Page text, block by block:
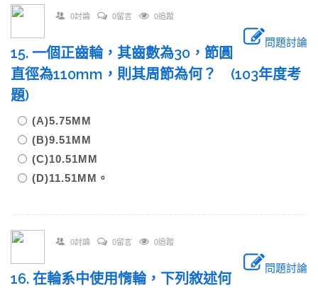
0討論 0留言 0追蹤
問題討論
15. 一個正齒輪，其齒數為30，節圓
直徑為110mm，則其周節為何？ (103年度考
題)
(A)5.75MM
(B)9.51MM
(C)10.51MM
(D)11.51MM。
0討論 0留言 0追蹤
問題討論
16. 在輪系中使用惰輪，下列敘述何